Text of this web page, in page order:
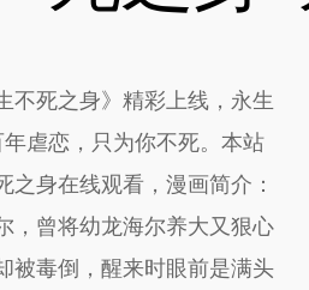
不死之身》精彩上线，永生
虐恋，只为你不死。本站
身在线观看，漫画简介：
，曾将幼龙海尔养大又狠心
被毒倒，醒来时眼前是满头